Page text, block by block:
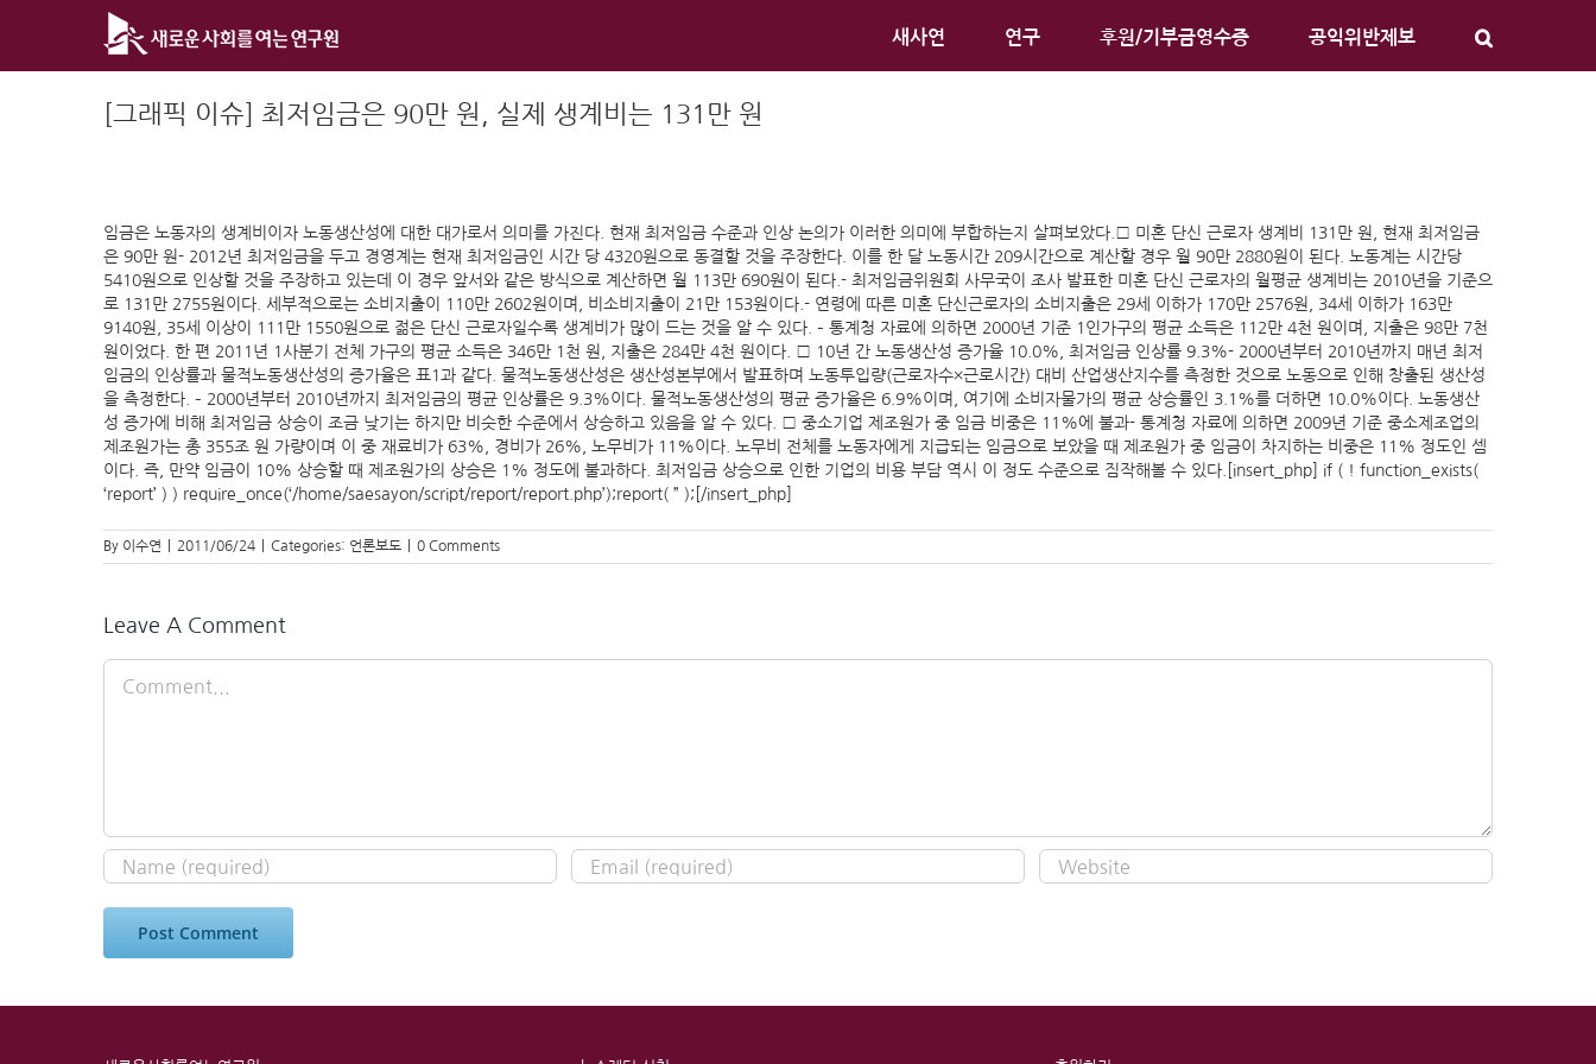
새사연 연구 후원/기부금영수증 공익위반제보
[그래픽 이슈] 최저임금은 90만 원, 실제 생계비는 131만 원
임금은 노동자의 생계비이자 노동생산성에 대한 대가로서 의미를 가진다. 현재 최저임금 수준과 인상 논의가 이러한 의미에 부합하는지 살펴보았다.□ 미혼 단신 근로자 생계비 131만 원, 현재 최저임금
은 90만 원- 2012년 최저임금을 두고 경영계는 현재 최저임금인 시간 당 4320원으로 동결할 것을 주장한다. 이를 한 달 노동시간 209시간으로 계산할 경우 월 90만 2880원이 된다. 노동계는 시간당
5410원으로 인상할 것을 주장하고 있는데 이 경우 앞서와 같은 방식으로 계산하면 월 113만 690원이 된다.- 최저임금위원회 사무국이 조사 발표한 미혼 단신 근로자의 월평균 생계비는 2010년을 기준으
로 131만 2755원이다. 세부적으로는 소비지출이 110만 2602원이며, 비소비지출이 21만 153원이다.- 연령에 따른 미혼 단신근로자의 소비지출은 29세 이하가 170만 2576원, 34세 이하가 163만
9140원, 35세 이상이 111만 1550원으로 젊은 단신 근로자일수록 생계비가 많이 드는 것을 알 수 있다. – 통계청 자료에 의하면 2000년 기준 1인가구의 평균 소득은 112만 4천 원이며, 지출은 98만 7천
원이었다. 한 편 2011년 1사분기 전체 가구의 평균 소득은 346만 1천 원, 지출은 284만 4천 원이다. □ 10년 간 노동생산성 증가율 10.0%, 최저임금 인상률 9.3%- 2000년부터 2010년까지 매년 최저
임금의 인상률과 물적노동생산성의 증가율은 표1과 같다. 물적노동생산성은 생산성본부에서 발표하며 노동투입량(근로자수×근로시간) 대비 산업생산지수를 측정한 것으로 노동으로 인해 창출된 생산성
을 측정한다. – 2000년부터 2010년까지 최저임금의 평균 인상률은 9.3%이다. 물적노동생산성의 평균 증가율은 6.9%이며, 여기에 소비자물가의 평균 상승률인 3.1%를 더하면 10.0%이다. 노동생산
성 증가에 비해 최저임금 상승이 조금 낮기는 하지만 비슷한 수준에서 상승하고 있음을 알 수 있다. □ 중소기업 제조원가 중 임금 비중은 11%에 불과- 통계청 자료에 의하면 2009년 기준 중소제조업의
제조원가는 총 355조 원 가량이며 이 중 재료비가 63%, 경비가 26%, 노무비가 11%이다. 노무비 전체를 노동자에게 지급되는 임금으로 보았을 때 제조원가 중 임금이 차지하는 비중은 11% 정도인 셈
이다. 즉, 만약 임금이 10% 상승할 때 제조원가의 상승은 1% 정도에 불과하다. 최저임금 상승으로 인한 기업의 비용 부담 역시 이 정도 수준으로 짐작해볼 수 있다.[insert_php] if ( ! function_exists(
‘report’ ) ) require_once(‘/home/saesayon/script/report/report.php’);report( ” );[/insert_php]
By 이수연 2011/06/24 Categories: 언론보도 0 Comments
Leave A Comment